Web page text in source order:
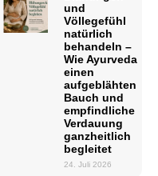
und
Völlegefühl
natürlich
behandeln –
Wie Ayurveda
einen
aufgeblähten
Bauch und
empfindliche
Verdauung
ganzheitlich
begleitet
24. Juli 2026